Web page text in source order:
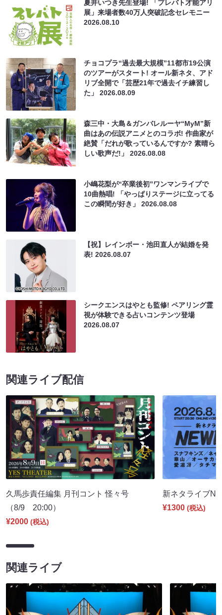
夏井いつき先生登場! 「プレバト才能アリ
展」来場者数40万人突破記念セレモニー
2026.08.10
チョコプラ“過去最大規模”11都市19公演
のツアーがスタート! オール新ネタ、アド
リブ全開で「芸歴21年で過去イチ練習し
た」2026.08.09
森三中・大島＆ガンバレルーヤ“MyM”新
曲はあの伝説アニメとのコラボ! 作曲家が
絶賛「だれが歌っているんですか? 素晴ら
しい歌声だ!」2026.08.08
小嶋花梨が“卒業後初”ワンマンライブで
10曲熱唱! 「やっぱりステージに立ってる
この瞬間が好き」2026.08.08
【祝】レインボー・池田直人が結婚を発
表!2026.08.07
シークエンスはやとも監修! ペアリング霊
視が体験できる占いコンテンツ登場
2026.08.07
関連ライブ配信
久馬歩責任編集 月刊コント 怪々号
（8/9 20:00）
¥2000 (税込)
新ネタライブ
¥1300 (税込)
関連ライブ